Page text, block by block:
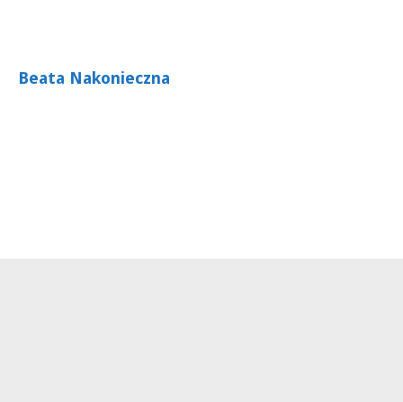
Beata Nakonieczna